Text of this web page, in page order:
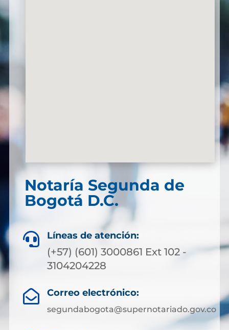
Notaría Segunda de
Bogotá D.C.
 Líneas de atención:
(+57) (601) 3000861 Ext 102 -
3104204228
 Correo electrónico:
segundabogota@supernotariado.gov.co